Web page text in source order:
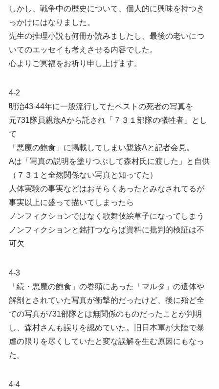
しかし、戦争中の歴史について、個人的に興味を持つき
っかけにはなりました。
先生の推理小説も何冊か読みましたし、最後の老いにつ
いてのエッセイも考えさせる内容でした。
心よりご冥福をお祈り申し上げます。
4-2
明治43-44年に一般流行してたペストの死者の写真を
元731隊員親族Aから託され「７３１部隊の犠牲者」とし
て
「悪魔の飽食」に掲載してしまい親族Aと記者会見。
Aは「写真の説明を塗りつぶして森村氏に渡した」と自供
（７３１と全然関係ない写真と知ってた）
人体実験の事実などはおそらくあったとみなされてるが
事実以上に盛って描いてしまったら
ノンフィクションではなく歌舞伎絵草子になってしまう
ノンフィクションと銘打つならば資料に批判的検証は不
可欠
4-3
「続・悪魔の飽食」の巻頭にあった「マルタ」の遺体や
解剖とされていた写真が衝撃的だったけど、後に殆ど全
ての写真が731部隊とは無関係のものだったことが判明
し、森村さんも誤りを認めていた。旧日本軍が大陸で暴
虐の限りを尽くしていたと変な誤解を生む原因にもなっ
た。
4-4